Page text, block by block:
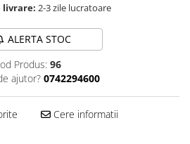
livrare: 2-3 zile lucratoare
ALERTA STOC
Produs: 96
ajutor? 0742294600
Cere informatii